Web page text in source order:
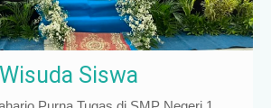
Wisuda Siswa